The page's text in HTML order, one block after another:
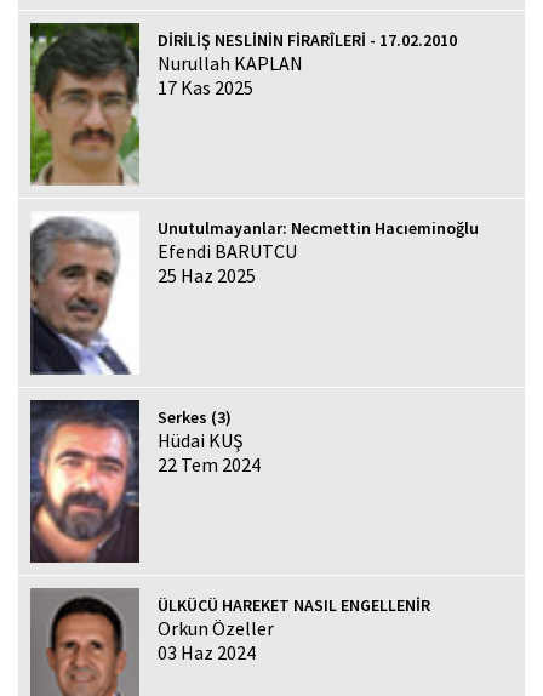
DİRİLİŞ NESLİNİN FİRARÎLERİ - 17.02.2010
Nurullah KAPLAN
17 Kas 2025
Unutulmayanlar: Necmettin Hacıeminoğlu
Efendi BARUTCU
25 Haz 2025
Serkes (3)
Hüdai KUŞ
22 Tem 2024
ÜLKÜCÜ HAREKET NASIL ENGELLENİR
Orkun Özeller
03 Haz 2024